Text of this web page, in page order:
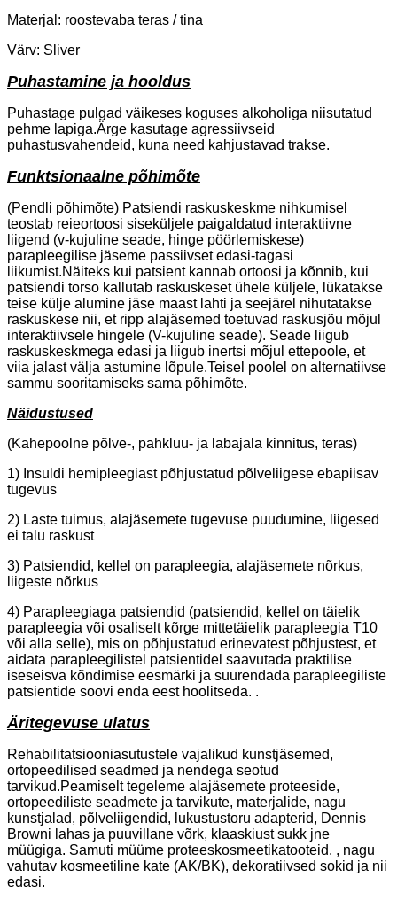
Materjal: roostevaba teras / tina
Värv: Sliver
Puhastamine ja hooldus
Puhastage pulgad väikeses koguses alkoholiga niisutatud
pehme lapiga.Ärge kasutage agressiivseid
puhastusvahendeid, kuna need kahjustavad trakse.
Funktsionaalne põhimõte
(Pendli põhimõte) Patsiendi raskuskeskme nihkumisel
teostab reieortoosi siseküljele paigaldatud interaktiivne
liigend (v-kujuline seade, hinge pöörlemiskese)
parapleegilise jäseme passiivset edasi-tagasi
liikumist.Näiteks kui patsient kannab ortoosi ja kõnnib, kui
patsiendi torso kallutab raskuskeset ühele küljele, lükatakse
teise külje alumine jäse maast lahti ja seejärel nihutatakse
raskuskese nii, et ripp alajäsemed toetuvad raskusjõu mõjul
interaktiivsele hingele (V-kujuline seade). Seade liigub
raskuskeskmega edasi ja liigub inertsi mõjul ettepoole, et
viia jalast välja astumine lõpule.Teisel poolel on alternatiivse
sammu sooritamiseks sama põhimõte.
Näidustused
(Kahepoolne põlve-, pahkluu- ja labajala kinnitus, teras)
1) Insuldi hemipleegiast põhjustatud põlveliigese ebapiisav
tugevus
2) Laste tuimus, alajäsemete tugevuse puudumine, liigesed
ei talu raskust
3) Patsiendid, kellel on parapleegia, alajäsemete nõrkus,
liigeste nõrkus
4) Parapleegiaga patsiendid (patsiendid, kellel on täielik
parapleegia või osaliselt kõrge mittetäielik parapleegia T10
või alla selle), mis on põhjustatud erinevatest põhjustest, et
aidata parapleegilistel patsientidel saavutada praktilise
iseseisva kõndimise eesmärki ja suurendada parapleegiliste
patsientide soovi enda eest hoolitseda. .
Äritegevuse ulatus
Rehabilitatsiooniasutustele vajalikud kunstjäsemed,
ortopeedilised seadmed ja nendega seotud
tarvikud.Peamiselt tegeleme alajäsemete proteeside,
ortopeediliste seadmete ja tarvikute, materjalide, nagu
kunstjalad, põlveliigendid, lukustustoru adapterid, Dennis
Browni lahas ja puuvillane võrk, klaaskiust sukk jne
müügiga. Samuti müüme proteeskosmeetikatooteid. , nagu
vahutav kosmeetiline kate (AK/BK), dekoratiivsed sokid ja nii
edasi.